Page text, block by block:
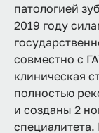
патологией
2019 году
совместно с
клиническая
полностью
и созданы 2